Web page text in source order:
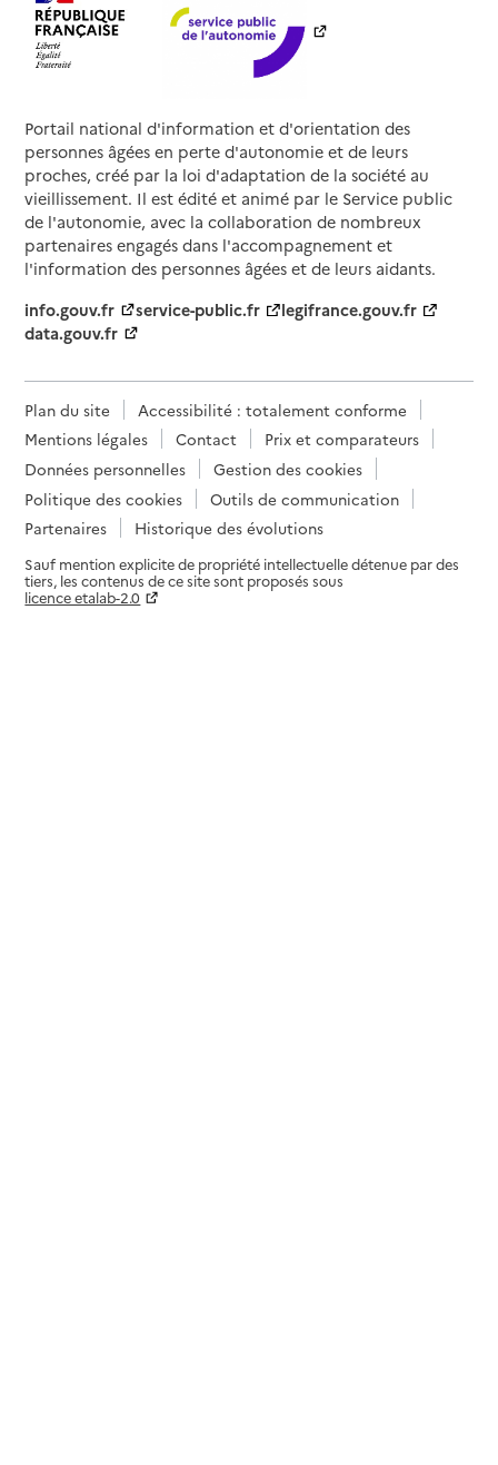
Portail national d'information et d'orientation des
personnes âgées en perte d'autonomie et de leurs
proches, créé par la loi d'adaptation de la société au
vieillissement. Il est édité et animé par le Service public
de l'autonomie, avec la collaboration de nombreux
partenaires engagés dans l'accompagnement et
l'information des personnes âgées et de leurs aidants.
info.gouv.fr
service-public.fr
legifrance.gouv.fr
data.gouv.fr
Plan du site
Accessibilité : totalement conforme
Mentions légales
Contact
Prix et comparateurs
Données personnelles
Gestion des cookies
Politique des cookies
Outils de communication
Partenaires
Historique des évolutions
Sauf mention explicite de propriété intellectuelle détenue par des
tiers, les contenus de ce site sont proposés sous
licence etalab-2.0